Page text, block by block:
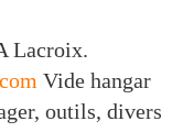
Lacroix.
Vide hangar
outils, divers